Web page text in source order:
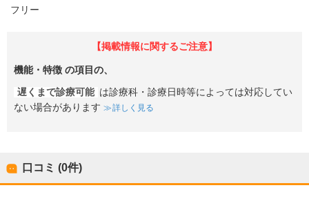
フリー
【掲載情報に関するご注意】
機能・特徴 の項目の、
遅くまで診療可能 は診療科・診療日時等によっては対応してい
ない場合があります
詳しく見る
口コミ (0件)